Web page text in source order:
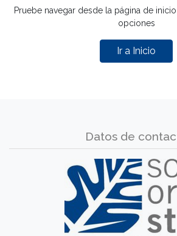
Pruebe navegar desde la página de
opciones
Ir a Inicio
Datos de